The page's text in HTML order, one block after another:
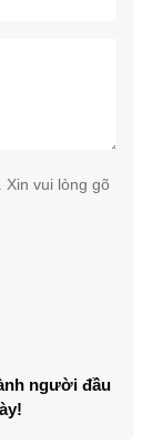
vui lòng gõ
người đầu